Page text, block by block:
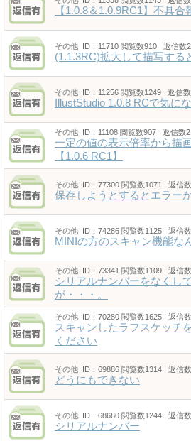
【1.0.8＆1.0.9RC1】不具
その他 ID：11710 閲覧数910 返信
(1.1.3RC)拡大して描写する
その他 ID：11256 閲覧数1249 返信
IllustStudio 1.0.8 RCで気に
その他 ID：11108 閲覧数907 返信数
一定の値の表示倍率から描
【1.0.6 RC1】
その他 ID：77300 閲覧数1071 返信
保存しようとするとエラー
その他 ID：74286 閲覧数1125 返信
MINIの方のスキャン機能な
その他 ID：73341 閲覧数1109 返信
シリアルナンバーをなくし
が・・・。
その他 ID：70280 閲覧数1625 返信
スキャンしたラフスケッチ
ください
その他 ID：69886 閲覧数1314 返信
どうにもできない
その他 ID：68680 閲覧数1244 返信
シリアルナンバー